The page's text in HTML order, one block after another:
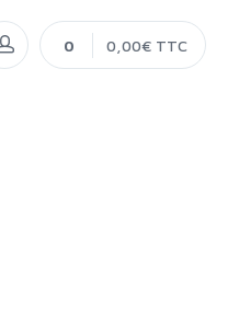
0 0,00€ TTC